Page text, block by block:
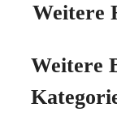
Weitere
Weitere